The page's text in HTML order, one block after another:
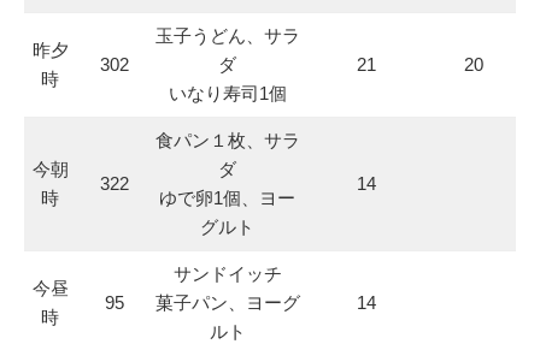
昨夕
時
302
玉子うどん、サラ
ダ
いなり寿司1個
21 20
今朝
時
322
食パン１枚、サラ
ダ
ゆで卵1個、ヨー
グルト
14
今昼
時
95
サンドイッチ
菓子パン、ヨーグ
ルト
14